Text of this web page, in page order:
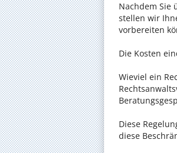
Nachdem Sie
stellen wir
vorbereiten
Die Kosten
Wieviel ein
Diese
diese